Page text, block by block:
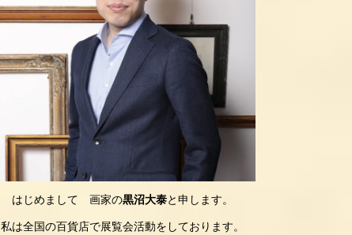
はじめまして 画家の黒沼大泰と申します。
私は全国の百貨店で展覧会活動をしております。